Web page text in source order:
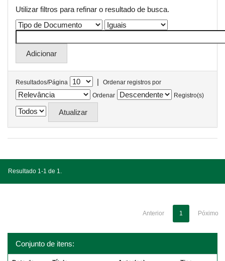
Utilizar filtros para refinar o resultado de busca.
Resultados/Página |
Ordenar registros por
Ordenar
Registro(s)
Resultado 1-1 de 1.
Anterior 1 Póximo
Conjunto de itens: